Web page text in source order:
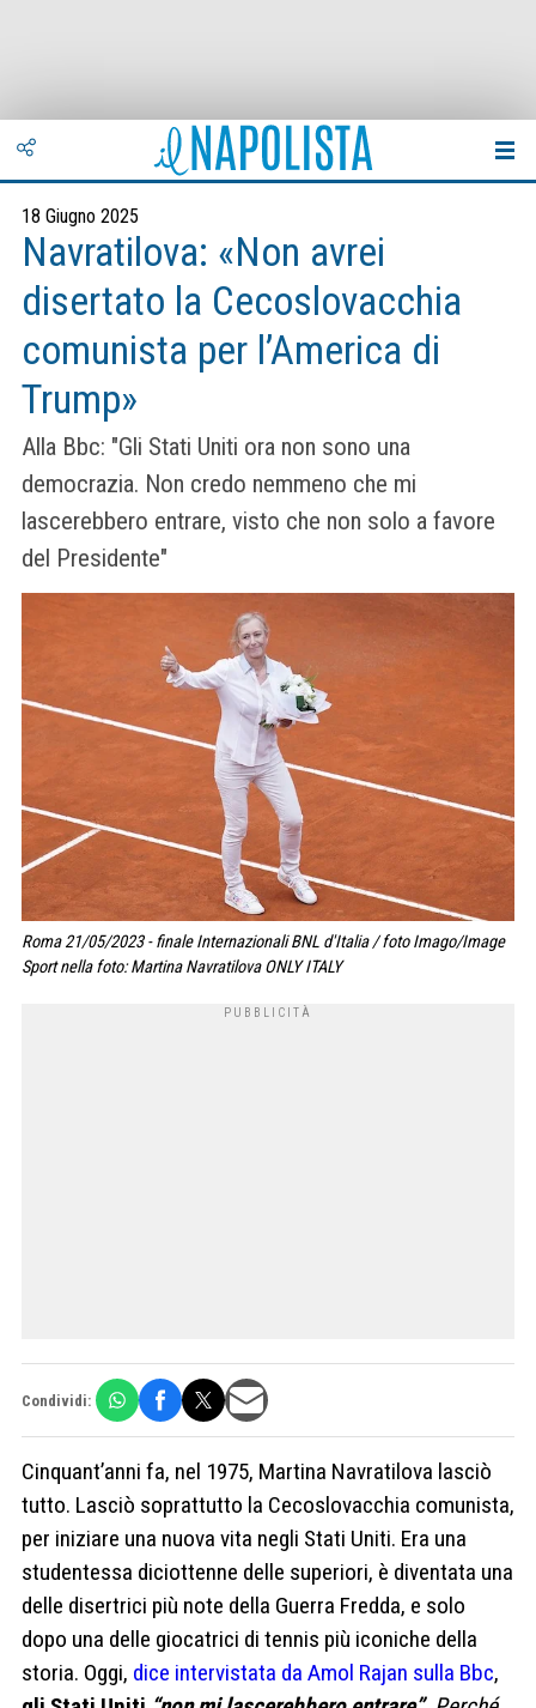
18 Giugno 2025
Navratilova: «Non avrei
disertato la Cecoslovacchia
comunista per l’America di
Trump»
Alla Bbc: "Gli Stati Uniti ora non sono una
democrazia. Non credo nemmeno che mi
lascerebbero entrare, visto che non solo a favore
del Presidente"
Roma 21/05/2023 - finale Internazionali BNL d'Italia / foto Imago/Image
Sport nella foto: Martina Navratilova ONLY ITALY
Condividi:
Cinquant’anni fa, nel 1975, Martina Navratilova lasciò
tutto. Lasciò soprattutto la Cecoslovacchia comunista,
per iniziare una nuova vita negli Stati Uniti. Era una
studentessa diciottenne delle superiori, è diventata una
delle disertrici più note della Guerra Fredda, e solo
dopo una delle giocatrici di tennis più iconiche della
storia. Oggi, dice intervistata da Amol Rajan sulla Bbc,